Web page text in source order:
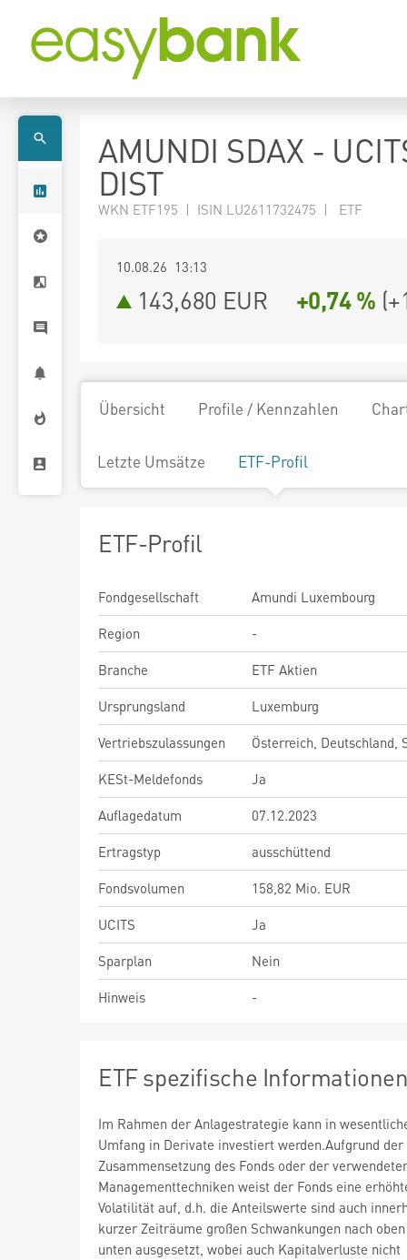
AMUNDI SDAX -
DIST
WKN ETF195 | ISIN LU2611732475 | ETF
10.08.26 13:13
143,680 EUR +0,74 % (
Übersicht Profile / Kennzahlen
Letzte Umsätze ETF-Profil
ETF-Profil
Fondgesellschaft
Amundi Luxembourg
Region
-
Branche
ETF Aktien
Ursprungsland
Luxemburg
Vertriebszulassungen
Österreich, Deutschland,
KESt-Meldefonds
Ja
Auflagedatum
07.12.2023
Ertragstyp
ausschüttend
Fondsvolumen
158,82 Mio. EUR
UCITS
Ja
Sparplan
Nein
Hinweis
-
ETF spezifische
Im Rahmen der Anlagestrategie kann in
Umfang in Derivate investiert werden.Aufgrund der
Zusammensetzung des Fonds oder der
Managementtechniken weist der Fonds eine
Volatilität auf, d.h. die Anteilswerte sind auch
kurzer Zeiträume großen Schwankungen nach
unten ausgesetzt, wobei auch Kapitalverluste nicht